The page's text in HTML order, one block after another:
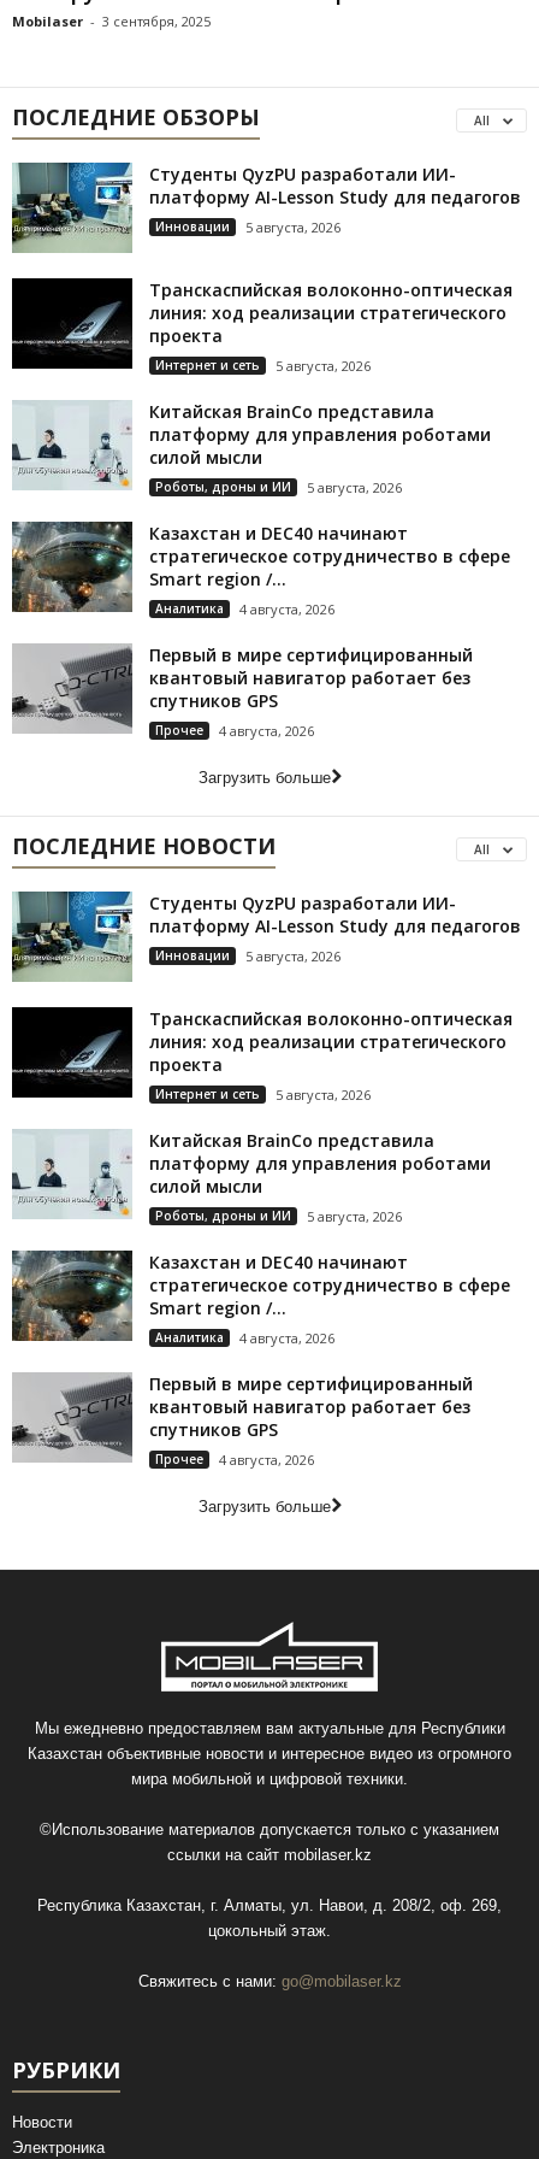
Mobilaser - 3 сентября, 2025
ПОСЛЕДНИЕ ОБЗОРЫ All
Студенты QyzPU разработали ИИ-
платформу AI-Lesson Study для педагогов
Инновации 5 августа, 2026
Транскаспийская волоконно-оптическая
линия: ход реализации стратегического
проекта
Интернет и сеть 5 августа, 2026
Китайская BrainCo представила
платформу для управления роботами
силой мысли
Роботы, дроны и ИИ 5 августа, 2026
Казахстан и DEC40 начинают
стратегическое сотрудничество в сфере
Smart region /...
Аналитика 4 августа, 2026
Первый в мире сертифицированный
квантовый навигатор работает без
спутников GPS
Прочее 4 августа, 2026
Загрузить больше
ПОСЛЕДНИЕ НОВОСТИ All
Студенты QyzPU разработали ИИ-
платформу AI-Lesson Study для педагогов
Инновации 5 августа, 2026
Транскаспийская волоконно-оптическая
линия: ход реализации стратегического
проекта
Интернет и сеть 5 августа, 2026
Китайская BrainCo представила
платформу для управления роботами
силой мысли
Роботы, дроны и ИИ 5 августа, 2026
Казахстан и DEC40 начинают
стратегическое сотрудничество в сфере
Smart region /...
Аналитика 4 августа, 2026
Первый в мире сертифицированный
квантовый навигатор работает без
спутников GPS
Прочее 4 августа, 2026
Загрузить больше
Мы ежедневно предоставляем вам актуальные для Республики
Казахстан объективные новости и интересное видео из огромного
мира мобильной и цифровой техники.
©Использование материалов допускается только с указанием
ссылки на сайт mobilaser.kz
Республика Казахстан, г. Алматы, ул. Навои, д. 208/2, оф. 269,
цокольный этаж.
Свяжитесь с нами: go@mobilaser.kz
РУБРИКИ
Новости
Электроника